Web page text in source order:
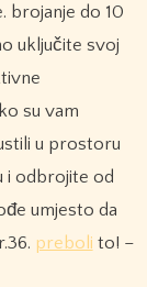
brojanje do 10
uključite svoj
su vam
u prostoru
i odbrojite od
umjesto da
preboli to! –